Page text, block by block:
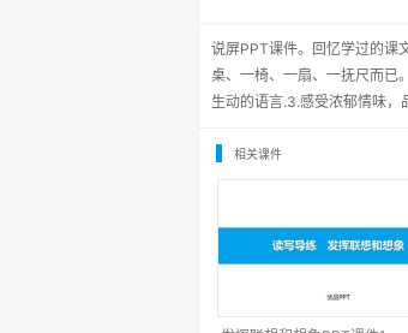
说屏PPT课件。回忆学过的课
桌、一椅、一扇、一抚尺而已
生动的语言.3.感受浓郁情味，
相关课件